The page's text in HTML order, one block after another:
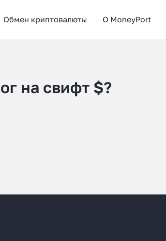
Обмен криптовалюты О MoneyPort
на свифт $?